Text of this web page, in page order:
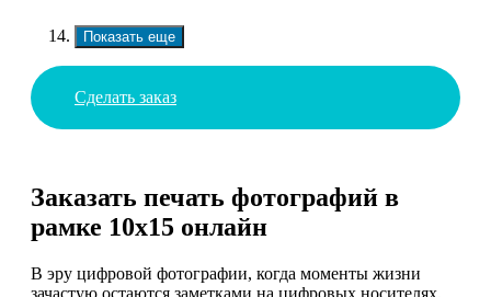
Показать еще
Сделать заказ
Заказать печать фотографий в
рамке 10х15 онлайн
В эру цифровой фотографии, когда моменты жизни